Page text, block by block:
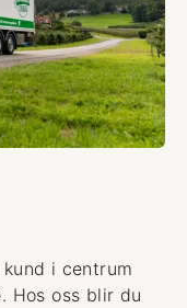
i centrum
Hos oss blir du